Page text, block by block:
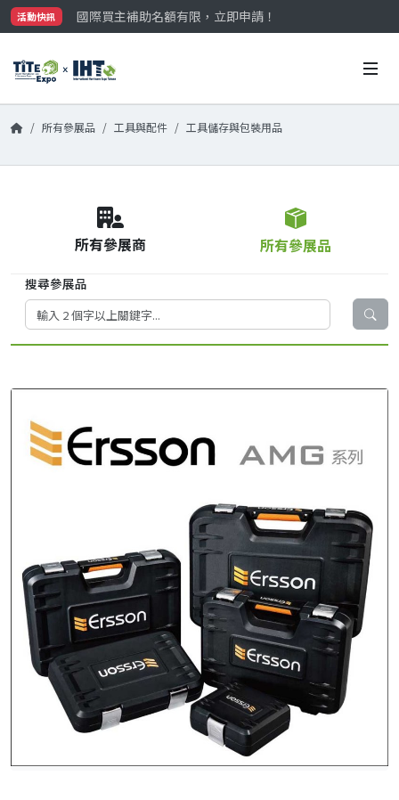
活動快訊
國際買主補助名額有限，立即申請！
參觀門票開放申請中‼️
國際買主補助名額有限，立即申請！
所有參展品 工具與配件 工具儲存與包裝用品
所有參展商 所有參展品
搜尋參展品